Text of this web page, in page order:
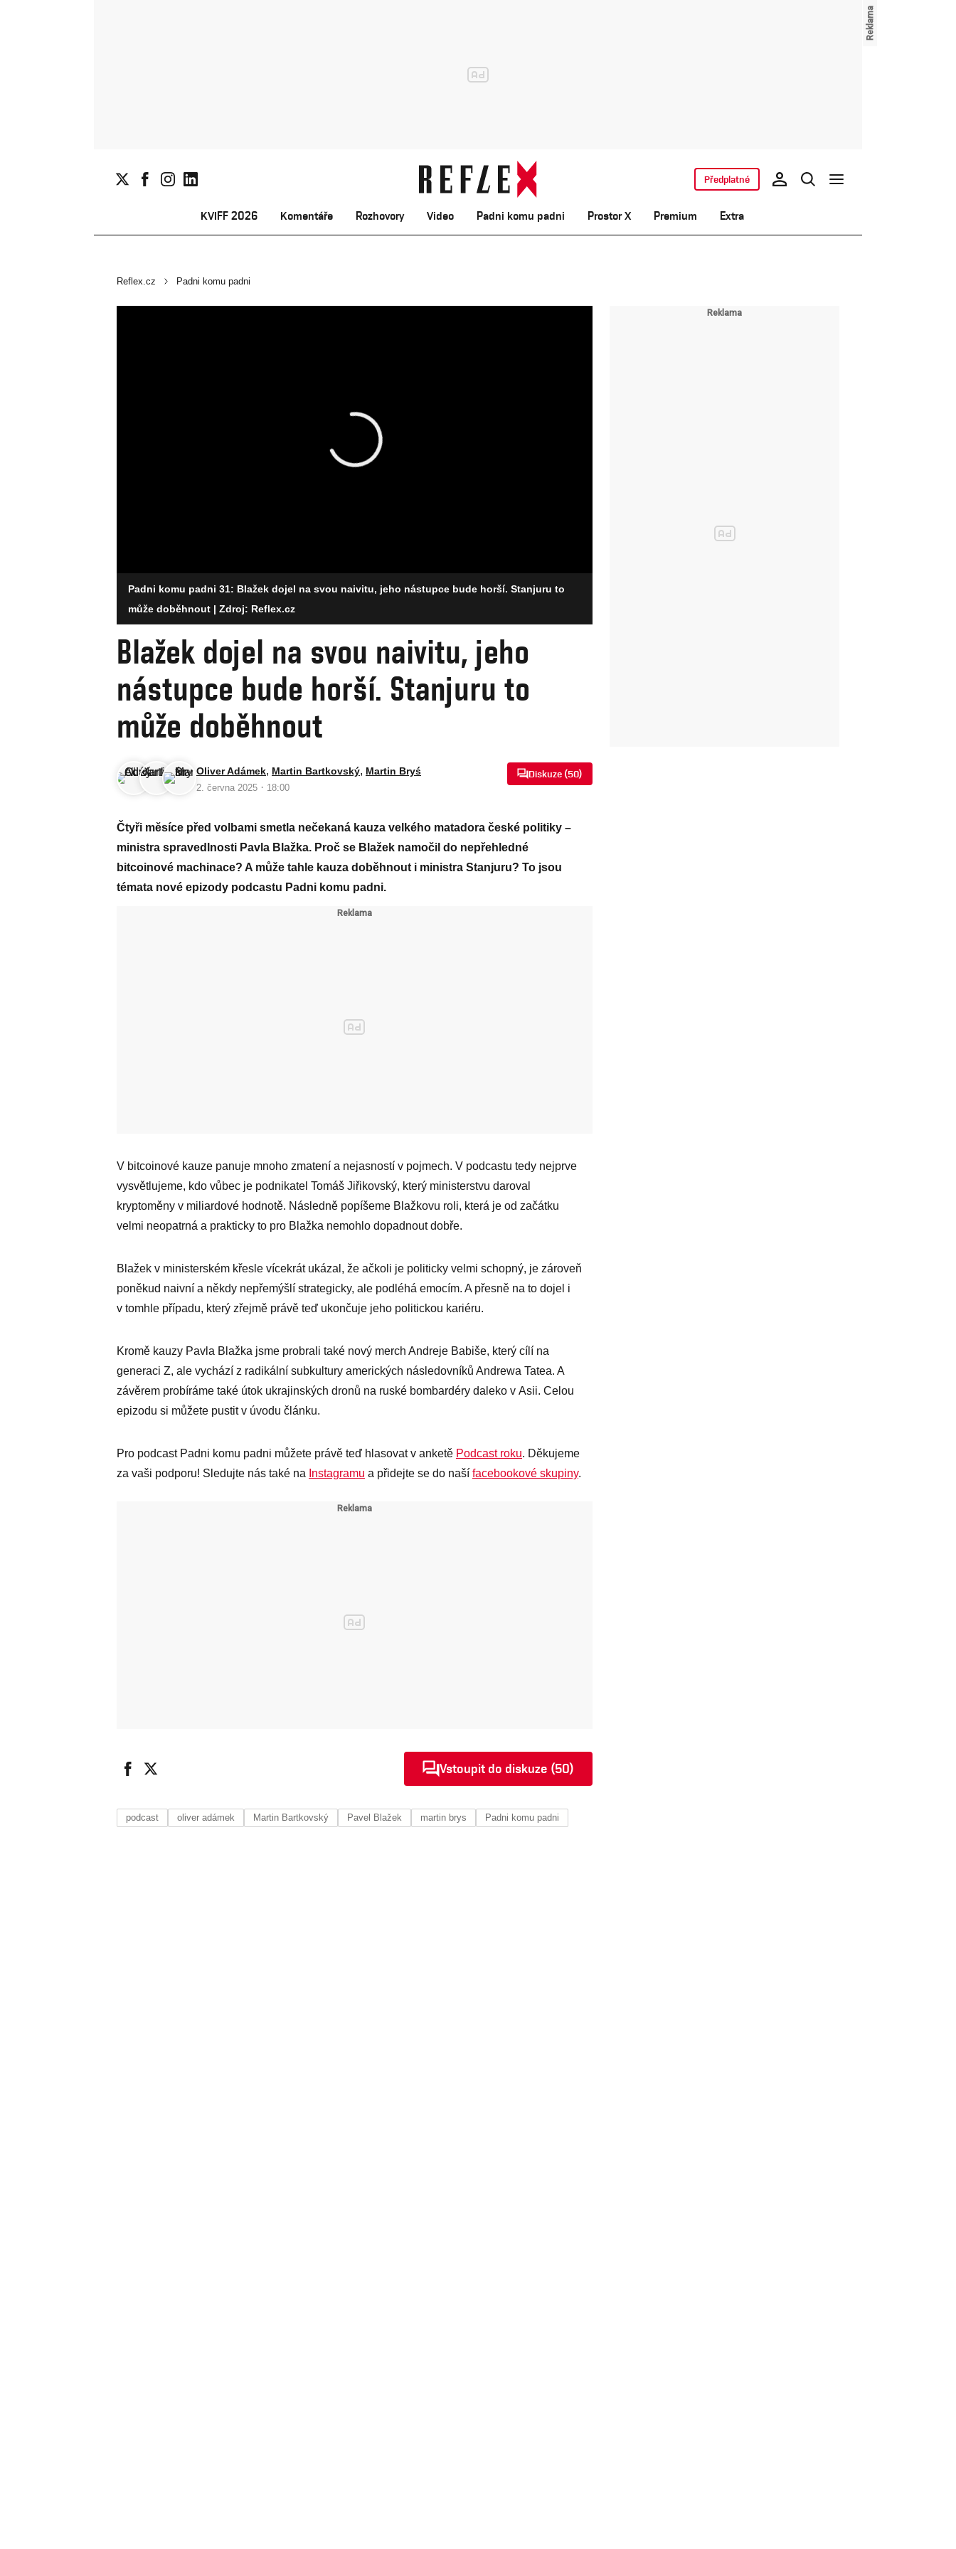
KVIFF 2026 Komentáře Rozhovory Video Padni komu padni Prostor X Premium Extra
Předplatné
Reflex.cz Padni komu padni
Padni komu padni 31: Blažek dojel na svou naivitu, jeho nástupce bude horší. Stanjuru to
může doběhnout | Zdroj: Reflex.cz
Blažek dojel na svou naivitu, jeho
nástupce bude horší. Stanjuru to
může doběhnout
Oliver Adámek, Martin Bartkovský, Martin Bryś
2. června 2025 · 18:00
Diskuze (50)
Čtyři měsíce před volbami smetla nečekaná kauza velkého matadora české politiky –
ministra spravedlnosti Pavla Blažka. Proč se Blažek namočil do nepřehledné
bitcoinové machinace? A může tahle kauza doběhnout i ministra Stanjuru? To jsou
témata nové epizody podcastu Padni komu padni.
V bitcoinové kauze panuje mnoho zmatení a nejasností v pojmech. V podcastu tedy nejprve
vysvětlujeme, kdo vůbec je podnikatel Tomáš Jiřikovský, který ministerstvu daroval
kryptoměny v miliardové hodnotě. Následně popíšeme Blažkovu roli, která je od začátku
velmi neopatrná a prakticky to pro Blažka nemohlo dopadnout dobře.
Blažek v ministerském křesle vícekrát ukázal, že ačkoli je politicky velmi schopný, je zároveň
poněkud naivní a někdy nepřemýšlí strategicky, ale podléhá emocím. A přesně na to dojel i
v tomhle případu, který zřejmě právě teď ukončuje jeho politickou kariéru.
Kromě kauzy Pavla Blažka jsme probrali také nový merch Andreje Babiše, který cílí na
generaci Z, ale vychází z radikální subkultury amerických následovníků Andrewa Tatea. A
závěrem probíráme také útok ukrajinských dronů na ruské bombardéry daleko v Asii. Celou
epizodu si můžete pustit v úvodu článku.
Pro podcast Padni komu padni můžete právě teď hlasovat v anketě Podcast roku. Děkujeme
za vaši podporu! Sledujte nás také na Instagramu a přidejte se do naší facebookové skupiny.
Vstoupit do diskuze (50)
podcast oliver adámek Martin Bartkovský Pavel Blažek martin brys Padni komu padni